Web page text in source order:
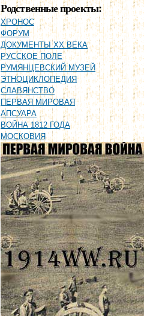
Родственные проекты:
ХРОНОС
ФОРУМ
ДОКУМЕНТЫ XX ВЕКА
РУССКОЕ ПОЛЕ
РУМЯНЦЕВСКИЙ МУЗЕЙ
ЭТНОЦИКЛОПЕДИЯ
СЛАВЯНСТВО
ПЕРВАЯ МИРОВАЯ
АПСУАРА
ВОЙНА 1812 ГОДА
МОСКОВИЯ